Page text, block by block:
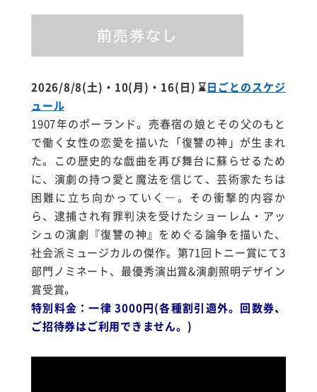
2026/8/8(土)・10(月)・16(日) ⌛日ごとのスケジ
ュール
1907年のポーランド。売春宿の娘とその父のもと
で働く女性の恋愛を描いた「復讐の神」が生まれ
た。この歴史的な戯曲を再び舞台に蘇らせるため
に、演劇の持つ愛と魔法を信じて、芸術家たちは
困難に立ち向かっていく―。 その衝撃的内容か
ら、逮捕され有罪判決を受けたショーレム・アッ
シュの演劇『復讐の神』をめぐる論争を描いた、
社会派ミュージカルの傑作。第71回トニー賞にて3
部門ノミネート、最優秀演出賞&演劇照明デザイン
賞受賞。
特別料金：一律 3000円(各種割引適外。回数券、
ご招待券はご利用できません。)